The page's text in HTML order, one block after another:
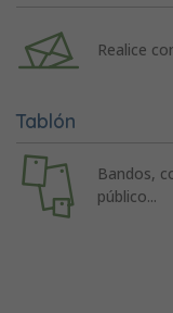
Realice
Tablón
Bandos,
público...